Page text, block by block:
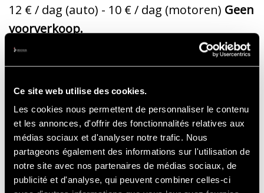
Ce site web utilise des cookies.
Les cookies nous permettent de personnaliser le contenu
et les annonces, d'offrir des fonctionnalités relatives aux
médias sociaux et d'analyser notre trafic. Nous
partageons également des informations sur l'utilisation de
notre site avec nos partenaires de médias sociaux, de
publicité et d'analyse, qui peuvent combiner celles-ci
12 € / dag (auto) - 10 € / dag (motoren) Geen
voorverkoop.
CAMPING :
De campings zijn zonder onderbreking